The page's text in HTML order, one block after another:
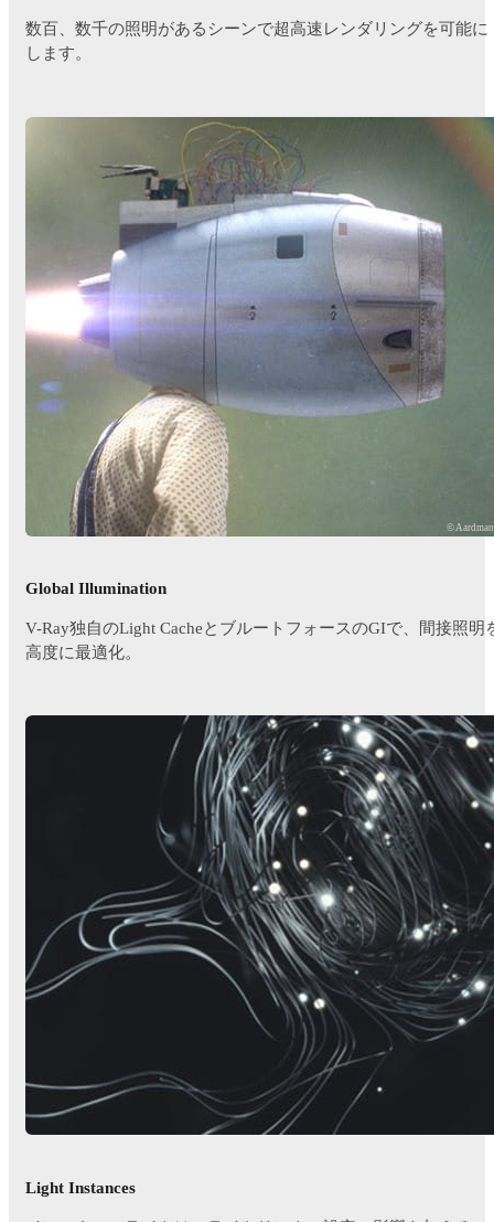
数百、数千の照明があるシーンで超高速レンダリングを可能に
します。
© Aardman
Global Illumination
V-Ray独自のLight CacheとブルートフォースのGIで、間接照明
高度に最適化。
Light Instances